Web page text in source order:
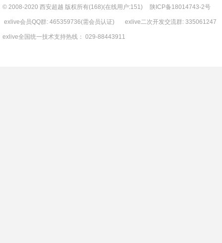
© 2008-2020 西安超越 版权所有(168)(在线用户:151) 陕ICP备18014743-2号
exlive会员QQ群: 465359736(需会员认证) exlive二次开发交流群: 335061247
exlive全国统一技术支持热线： 029-88443911